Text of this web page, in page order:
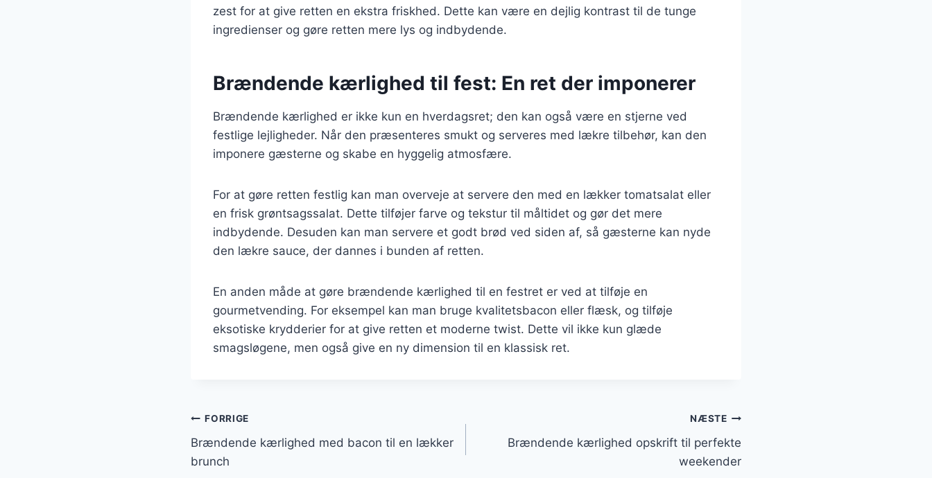
zest for at give retten en ekstra friskhed. Dette kan være en dejlig kontrast til de tunge
ingredienser og gøre retten mere lys og indbydende.
Brændende kærlighed til fest: En ret der imponerer
Brændende kærlighed er ikke kun en hverdagsret; den kan også være en stjerne ved
festlige lejligheder. Når den præsenteres smukt og serveres med lækre tilbehør, kan den
imponere gæsterne og skabe en hyggelig atmosfære.
For at gøre retten festlig kan man overveje at servere den med en lækker tomatsalat eller
en frisk grøntsagssalat. Dette tilføjer farve og tekstur til måltidet og gør det mere
indbydende. Desuden kan man servere et godt brød ved siden af, så gæsterne kan nyde
den lækre sauce, der dannes i bunden af retten.
En anden måde at gøre brændende kærlighed til en festret er ved at tilføje en
gourmetvending. For eksempel kan man bruge kvalitetsbacon eller flæsk, og tilføje
eksotiske krydderier for at give retten et moderne twist. Dette vil ikke kun glæde
smagsløgene, men også give en ny dimension til en klassisk ret.
Indlægsnavigation
FORRIGE
Brændende kærlighed med bacon til en lækker
brunch
NÆSTE
Brændende kærlighed opskrift til perfekte
weekender